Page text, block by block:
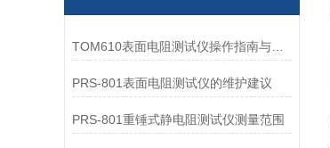
TOM610表面电阻测试仪操作指南与维护保养
PRS-801表面电阻测试仪的维护建议
PRS-801重锤式静电阻测试仪测量范围